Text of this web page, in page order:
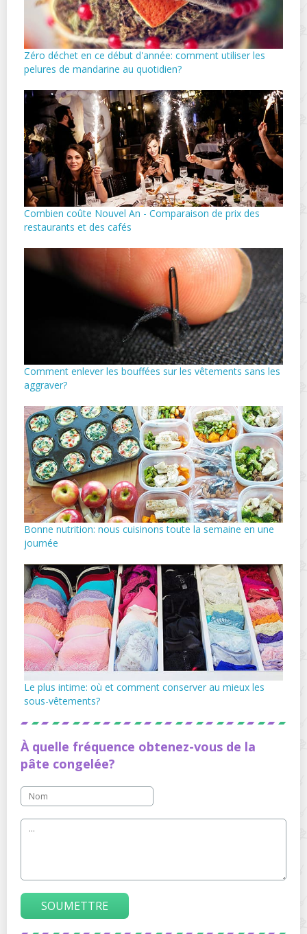
Zéro déchet en ce début d'année: comment utiliser les
pelures de mandarine au quotidien?
Combien coûte Nouvel An - Comparaison de prix des
restaurants et des cafés
Comment enlever les bouffées sur les vêtements sans les
aggraver?
Bonne nutrition: nous cuisinons toute la semaine en une
journée
Le plus intime: où et comment conserver au mieux les
sous-vêtements?
À quelle fréquence obtenez-vous de la
pâte congelée?
SOUMETTRE